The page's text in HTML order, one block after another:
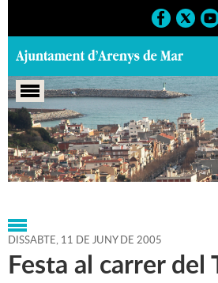
Portada > Agenda > 11-06-
2005 > Marcs > Festes > 2005 >
DISSABTE, 11 DE JUNY DE 2005
Festa al carrer del